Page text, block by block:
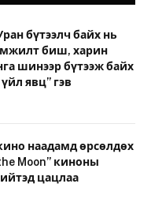
бүтээлч байх нь
биш, харин
шинээр бүтээж байх
явц” гэв
наадамд өрсөлдөх
Moon” киноны
цацлаа